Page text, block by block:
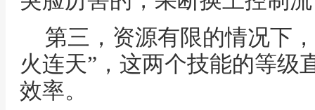
第三，资源有限的情况下
火连天”，这两个技能的等级
效率。